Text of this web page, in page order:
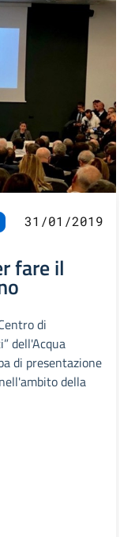
31/01/2019
fare il
di
dell'Acqua
di presentazione
della